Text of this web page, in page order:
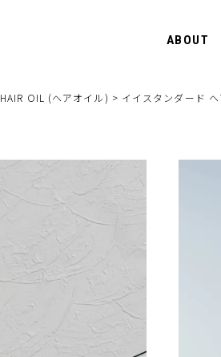
ABOUT
HAIR OIL (ヘアオイル) イイスタンダード